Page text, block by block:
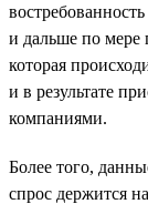
и дальше по мере
которая
и в результате
компаниями.
Более того,
спрос держится